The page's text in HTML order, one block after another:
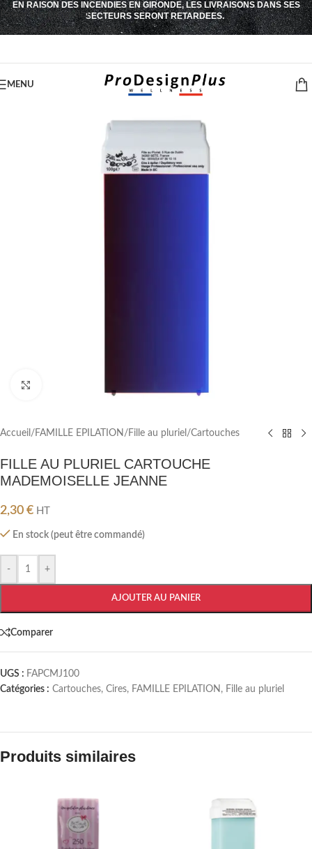
Passer à la navigation
Passer au contenu principal
EN RAISON DES INCENDIES EN GIRONDE, LES LIVRAISONS DANS SES
SECTEURS SERONT RETARDEES.
MENU
Accueil / FAMILLE EPILATION / Fille au pluriel /Cartouches
FILLE AU PLURIEL CARTOUCHE
MADEMOISELLE JEANNE
2,30 € HT
En stock (peut être commandé)
- +
AJOUTER AU PANIER
Comparer
UGS : FAPCMJ100
Catégories : Cartouches, Cires, FAMILLE EPILATION , Fille au pluriel
Produits similaires